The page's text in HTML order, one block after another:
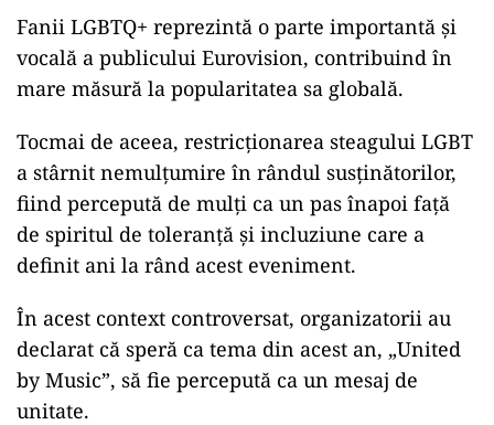
Fanii LGBTQ+ reprezintă o parte importantă și
vocală a publicului Eurovision, contribuind în
mare măsură la popularitatea sa globală.
Tocmai de aceea, restricționarea steagului LGBT
a stârnit nemulțumire în rândul susținătorilor,
fiind percepută de mulți ca un pas înapoi față
de spiritul de toleranță și incluziune care a
definit ani la rând acest eveniment.
În acest context controversat, organizatorii au
declarat că speră ca tema din acest an, „United
by Music”, să fie percepută ca un mesaj de
unitate.